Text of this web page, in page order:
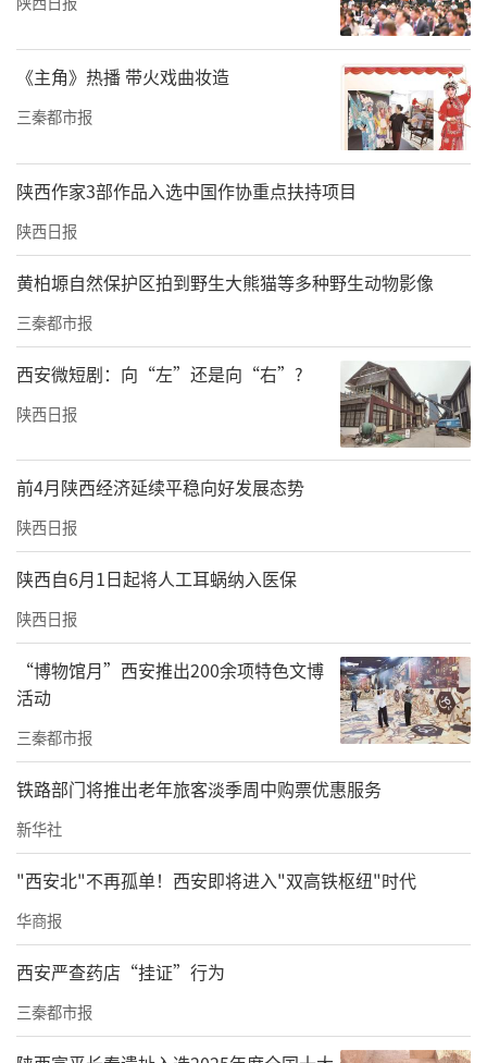
《主角》热播 带火戏曲妆造
三秦都市报
陕西作家3部作品入选中国作协重点扶持项目
陕西日报
黄柏塬自然保护区拍到野生大熊猫等多种野生动物影像
三秦都市报
西安微短剧：向“左”还是向“右”?
陕西日报
前4月陕西经济延续平稳向好发展态势
陕西日报
陕西自6月1日起将人工耳蜗纳入医保
陕西日报
“博物馆月”西安推出200余项特色文博
活动
三秦都市报
铁路部门将推出老年旅客淡季周中购票优惠服务
新华社
"西安北"不再孤单！西安即将进入"双高铁枢纽"时代
华商报
西安严查药店“挂证”行为
三秦都市报